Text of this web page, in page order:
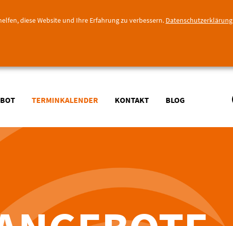
diese Website und Ihre Erfahrung zu verbessern. Datenschutzerklärung
TERMINKALENDER KONTAKT BLOG